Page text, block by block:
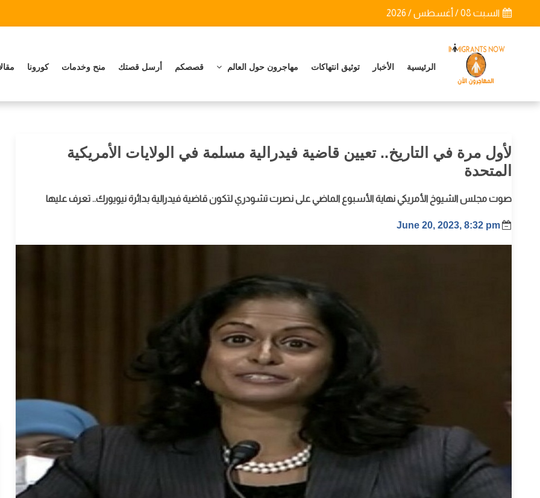
السبت 08 / أغسطس / 2026
الرئيسية الأخبار توثيق انتهاكات مهاجرون حول العالم قصصكم أرسل قصتك منح وخدمات كورونا
لأول مرة في التاريخ.. تعيين قاضية فيدرالية مسلمة في الولايات الأمريكية
المتحدة
صوت مجلس الشيوخ الأمريكي نهاية الأسبوع الماضي على نصرت تشودري لتكون قاضية فيدرالية بدائرة نيويورك.. تعرف عليها
June 20, 2023, 8:32 pm